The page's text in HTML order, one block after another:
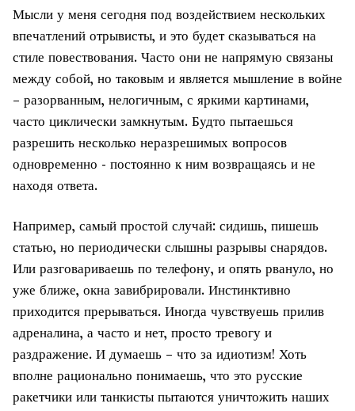
Мысли у меня сегодня под воздействием нескольких
впечатлений отрывисты, и это будет сказываться на
стиле повествования. Часто они не напрямую связаны
между собой, но таковым и является мышление в войне
– разорванным, нелогичным, с яркими картинами,
часто циклически замкнутым. Будто пытаешься
разрешить несколько неразрешимых вопросов
одновременно - постоянно к ним возвращаясь и не
находя ответа.
Например, самый простой случай: сидишь, пишешь
статью, но периодически слышны разрывы снарядов.
Или разговариваешь по телефону, и опять рвануло, но
уже ближе, окна завибрировали. Инстинктивно
приходится прерываться. Иногда чувствуешь прилив
адреналина, а часто и нет, просто тревогу и
раздражение. И думаешь – что за идиотизм! Хоть
вполне рационально понимаешь, что это русские
ракетчики или танкисты пытаются уничтожить наших